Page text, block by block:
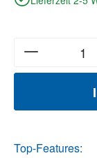
Top-Features: